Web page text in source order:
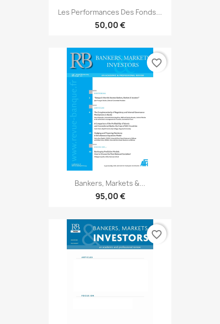
Les Performances Des Fonds...
50,00 €
Bankers, Markets &...
95,00 €
favorite_border
favorite_border